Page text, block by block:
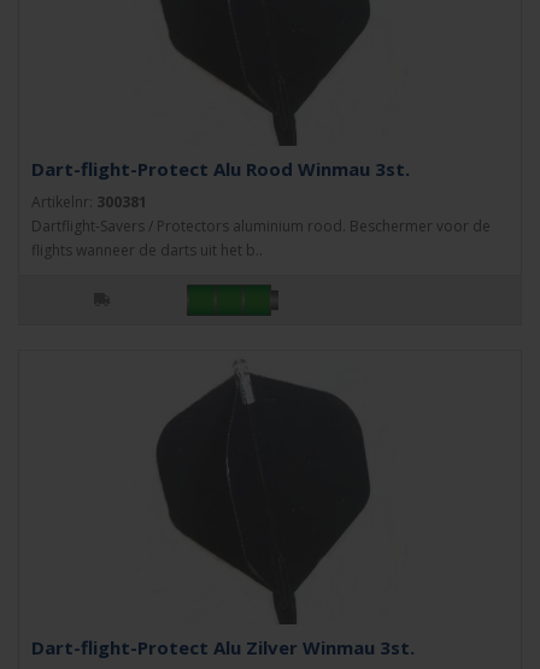
Dart-flight-Protect Alu Rood Winmau 3st.
Artikelnr: 300381
Dartflight-Savers / Protectors aluminium rood. Beschermer voor de
flights wanneer de darts uit het b..
Dart-flight-Protect Alu Zilver Winmau 3st.